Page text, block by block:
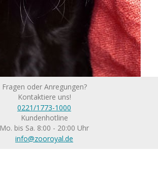
Fragen oder Anregungen?
Kontaktiere uns!
0221/1773-1000
Kundenhotline
Mo. bis Sa. 8:00 - 20:00 Uhr
info@zooroyal.de